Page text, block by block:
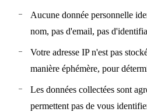
Aucune donnée personnelle
nom, pas d'email, pas
Votre adresse IP n'est pas
manière éphémère, pour
Les données collectées sont
permettent pas de vous